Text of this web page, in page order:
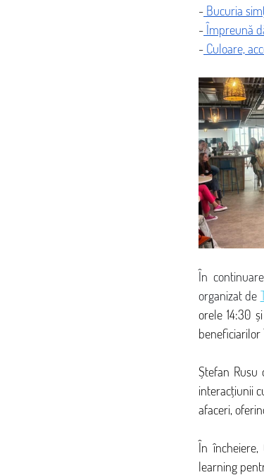
- Bucuria
- Împreună
- Culoare,
În
organizat de
orele 14:30
beneficiarilor
Ștefan
interacțiunii
afaceri,
În încheiere,
learning